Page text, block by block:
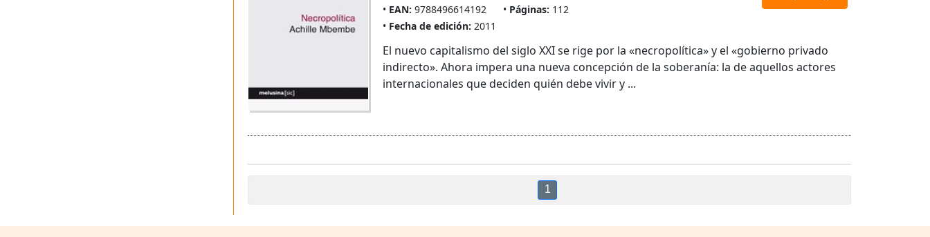
EAN: 9788496614192 Páginas: 112
Fecha de edición: 2011
El nuevo capitalismo del siglo XXI se rige por la «necropolítica» y el «gobierno privado
indirecto». Ahora impera una nueva concepción de la soberanía: la de aquellos actores
internacionales que deciden quién debe vivir y ...
1